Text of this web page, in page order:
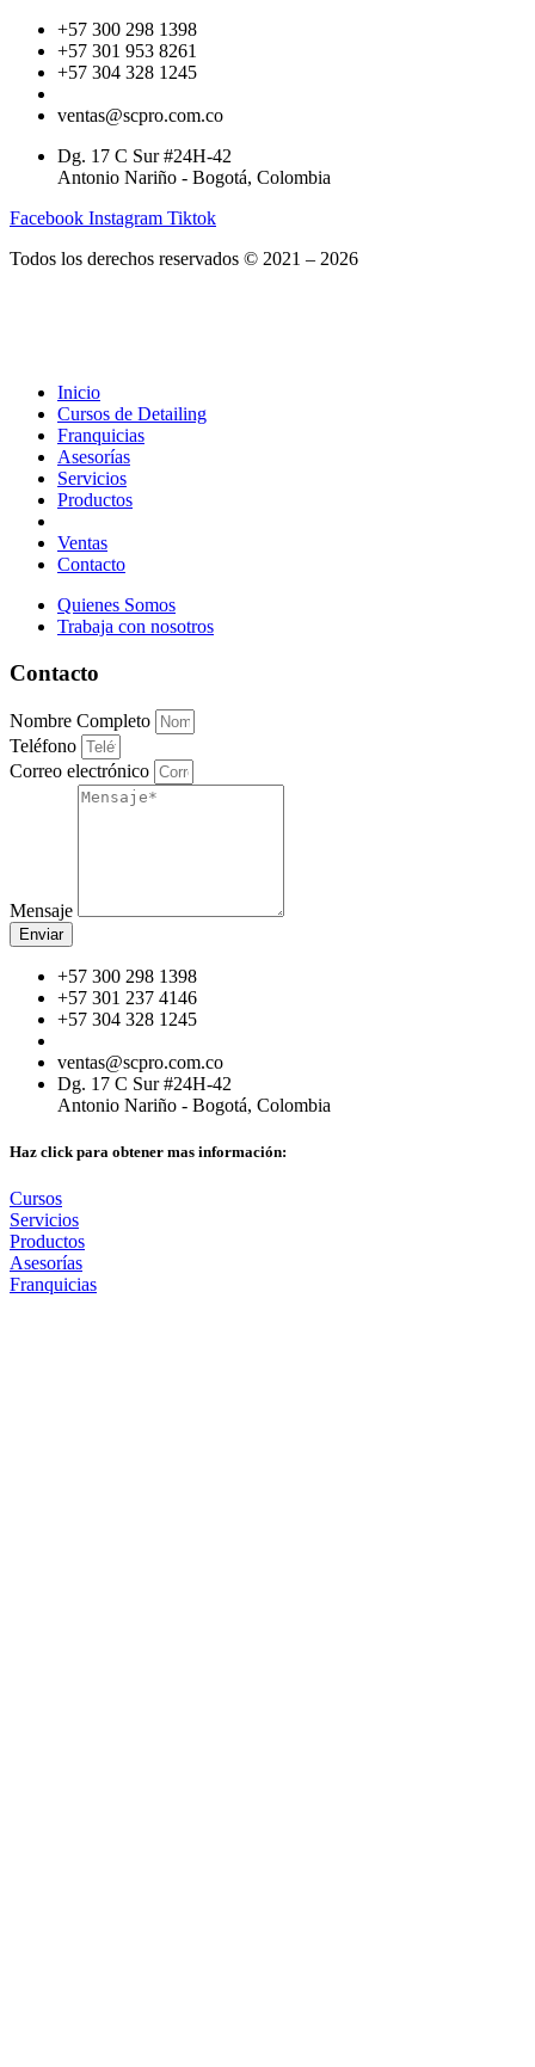
+57 300 298 1398
+57 301 953 8261
+57 304 328 1245
ventas@scpro.com.co
Dg. 17 C Sur #24H-42
Antonio Nariño - Bogotá, Colombia
Facebook Instagram Tiktok
Todos los derechos reservados © 2021 – 2026
Inicio
Cursos de Detailing
Franquicias
Asesorías
Servicios
Productos
Ventas
Contacto
Quienes Somos
Trabaja con nosotros
Contacto
Nombre Completo
Teléfono
Correo electrónico
Mensaje
Enviar
+57 300 298 1398
+57 301 237 4146
+57 304 328 1245
ventas@scpro.com.co
Dg. 17 C Sur #24H-42
Antonio Nariño - Bogotá, Colombia
Haz click para obtener mas información:
Cursos
Servicios
Productos
Asesorías
Franquicias